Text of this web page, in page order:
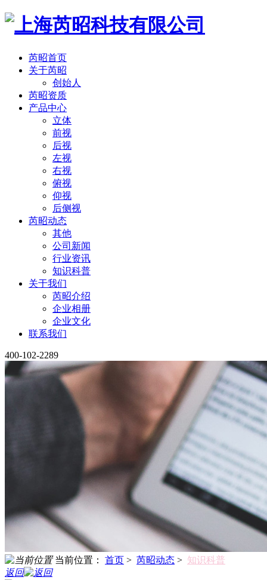
芮昭首页
关于芮昭
创始人
芮昭资质
产品中心
立体
前视
后视
左视
右视
俯视
仰视
后侧视
芮昭动态
其他
公司新闻
行业资讯
知识科普
关于我们
芮昭介绍
企业相册
企业文化
联系我们
400-102-2289
当前位置： 首页 > 芮昭动态 > 知识科普
返回